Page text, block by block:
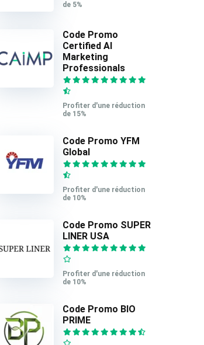
de 5%
Code Promo
Certified AI
Marketing
Professionals
Profiter d'une réduction
de 15%
Code Promo YFM
Global
Profiter d'une réduction
de 10%
Code Promo SUPER
LINER USA
Profiter d'une réduction
de 10%
Code Promo BIO
PRIME